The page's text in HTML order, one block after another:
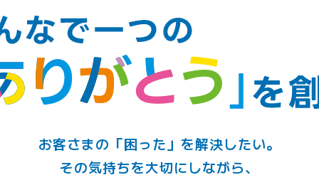
お客さまの「困った」を解決したい。
その気持ちを大切にしながら、